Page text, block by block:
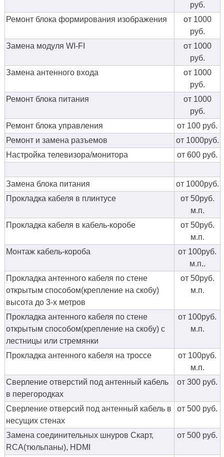
руб.
Ремонт блока формирования изображения
от 1000
руб.
Замена модуля WI-FI
от 1000
руб.
Замена антенного входа
от 1000
руб.
Ремонт блока питания
от 1000
руб.
Ремонт блока управления
от 100 руб.
Ремонт и замена разъемов
от 1000руб.
Настройка телевизора/монитора
от 600 руб.
Замена блока питания
от 1000руб.
Прокладка кабеля в плинтусе
от 50руб.
м.п.
Прокладка кабеля в кабель-коробе
от 50руб.
м.п.
Монтаж кабель-короба
от 100руб.
м.п..
Прокладка антенного кабеля по стене
открытым способом(крепление на скобу)
высота до 3-х метров
от 50руб.
м.п.
Прокладка антенного кабеля по стене
открытым способом(крепление на скобу) с
лестницы или стремянки
от 100руб.
м.п.
Прокладка антенного кабеля на троссе
от 100руб.
м.п.
Сверление отверстий под антенный кабель
в перегородках
от 300 руб.
Сверление отверсий под антенный кабель в
несущих стенах
от 500 руб.
Замена соединительных шнуров Скарт,
RCA(тюльпаны), HDMI
от 500 руб.